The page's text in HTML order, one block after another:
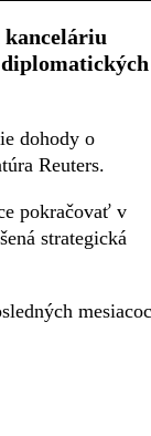
kanceláriu
dohody o
Reuters.
pokračovať v
strategická